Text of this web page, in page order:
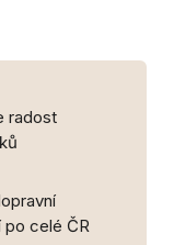
radost
po celé ČR